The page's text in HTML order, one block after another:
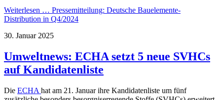
Weiterlesen … Pressemitteilung: Deutsche Bauelemente-
Distribution in Q4/2024
30. Januar 2025
Umweltnews: ECHA setzt 5 neue SVHCs
auf Kandidatenliste
Die ECHA hat am 21. Januar ihre Kandidatenliste um fünf